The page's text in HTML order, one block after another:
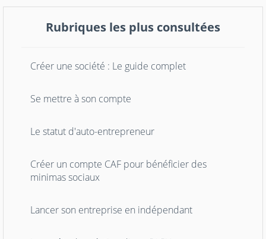
Rubriques les plus consultées
Créer une société : Le guide complet
Se mettre à son compte
Le statut d'auto-entrepreneur
Créer un compte CAF pour bénéficier des
minimas sociaux
Lancer son entreprise en indépendant